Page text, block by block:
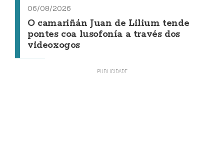
06/08/2026
O camariñán Juan de Lilium tende
pontes coa lusofonía a través dos
videoxogos